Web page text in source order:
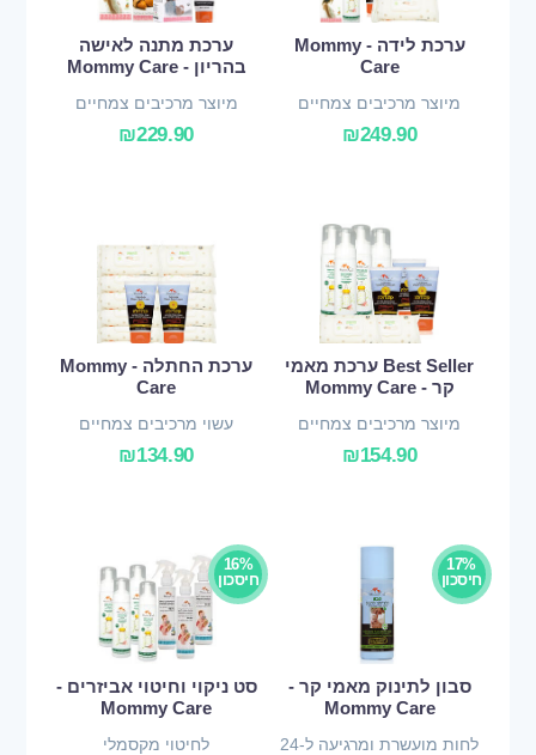
ערכת לידה - Mommy
Care
מיוצר מרכיבים צמחיים
ואורגניים
₪249.90
ערכת מתנה לאישה
בהריון - Mommy Care
מיוצר מרכיבים צמחיים
ואורגניים₪229.90
Best Seller ערכת מאמי
קר - Mommy Care
מיוצר מרכיבים צמחיים
ואורגניים
₪154.90
ערכת החתלה - Mommy
Care
עשוי מרכיבים צמחיים
ואורגניים₪134.90
17%
חיסכון
סבון לתינוק מאמי קר -
Mommy Care
לחות מועשרת ומרגיעה ל-24
16%
חיסכון
סט ניקוי וחיטוי אביזרים -
Mommy Care
לחיטוי מקסמלי